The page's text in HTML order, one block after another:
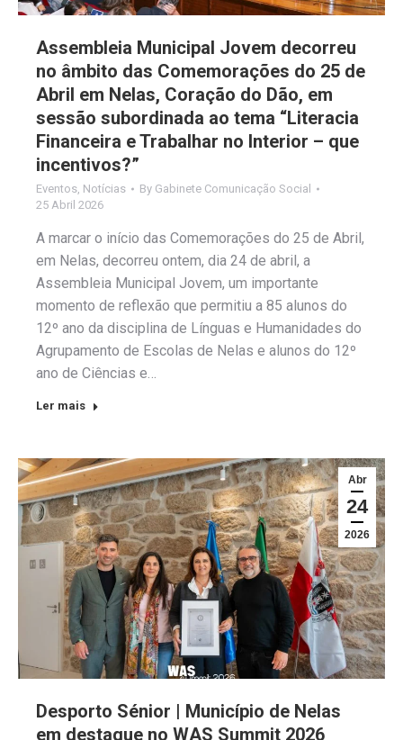
Assembleia Municipal Jovem decorreu
no âmbito das Comemorações do 25 de
Abril em Nelas, Coração do Dão, em
sessão subordinada ao tema “Literacia
Financeira e Trabalhar no Interior – que
incentivos?”
Eventos, Notícias By Gabinete Comunicação Social
25 Abril 2026
A marcar o início das Comemorações do 25 de Abril,
em Nelas, decorreu ontem, dia 24 de abril, a
Assembleia Municipal Jovem, um importante
momento de reflexão que permitiu a 85 alunos do
12º ano da disciplina de Línguas e Humanidades do
Agrupamento de Escolas de Nelas e alunos do 12º
ano de Ciências e…
Ler mais
Abr
24
2026
Desporto Sénior | Município de Nelas
em destaque no WAS Summit 2026